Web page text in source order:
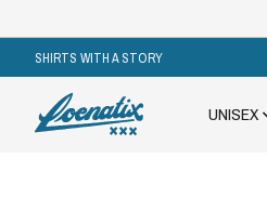
SHIRTS WITH A STORY
UNISEX